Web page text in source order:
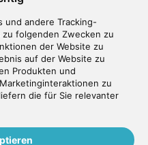
und andere Tracking-
folgenden Zwecken zu
der Website zu
auf der Website zu
Produkten und
zu
die für Sie relevanter
hier behandeln
Mal im Dental